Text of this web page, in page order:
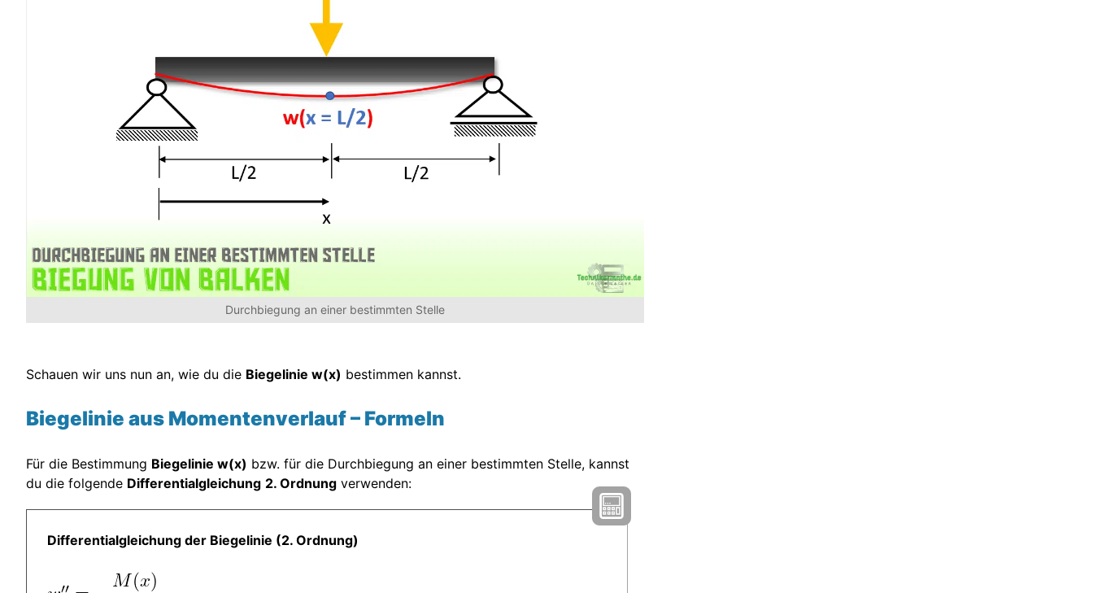
Durchbiegung an einer bestimmten Stelle
Schauen wir uns nun an, wie du die Biegelinie w(x) bestimmen kannst.
Biegelinie aus Momentenverlauf – Formeln
Für die Bestimmung Biegelinie w(x) bzw. für die Durchbiegung an einer bestimmten Stelle, kannst
du die folgende Differentialgleichung 2. Ordnung verwenden:
Differentialgleichung der Biegelinie (2. Ordnung)